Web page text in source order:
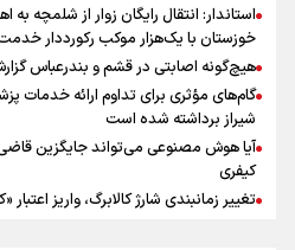
استاندار: انتقال رایگان زوار از شلمچه
خوزستان با یک‌هزار موکب رکورددار
هیچ‌گونه اصابتی در قشم و بندرعباس
گام‌های مؤثری برای تداوم ارائه خدمات
شیراز برداشته شده است
آیا هوش مصنوعی می‌تواند جایگزین
کیفری
تغییر زمانبندی شارژ کالابرگ، واریز